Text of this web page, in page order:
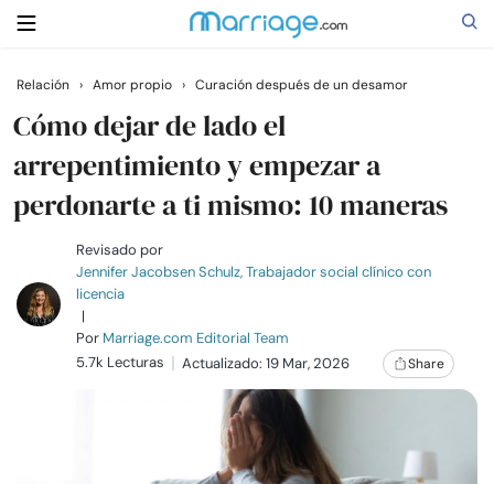
Buscar
Casarse
Relaciones
Familia
Relación › Amor propio › Curación después de un desamor
Cómo dejar de lado el
arrepentimiento y empezar a
perdonarte a ti mismo: 10 maneras
Revisado por
Jennifer Jacobsen Schulz, Trabajador social clínico con
licencia
|
Por Marriage.com Editorial Team
5.7k Lecturas
Actualizado: 19 Mar, 2026 Share